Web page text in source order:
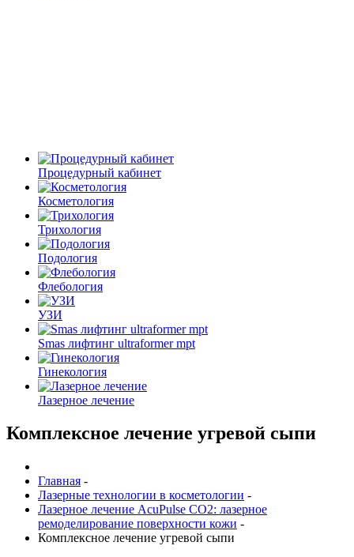
Процедурный кабинет
Косметология
Трихология
Подология
Флебология
УЗИ
Smas лифтинг ultraformer mpt
Гинекология
Лазерное лечение
Комплексное лечение угревой сыпи
Главная -
Лазерные технологии в косметологии -
Лазерное лечение AcuPulse СО2: лазерное
ремоделирование поверхности кожи -
Комплексное лечение угревой сыпи